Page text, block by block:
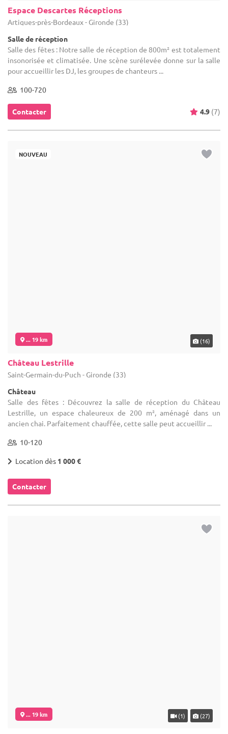
Espace Descartes Réceptions
Artigues-près-Bordeaux - Gironde (33)
Salle de réception
Salle des fêtes : Notre salle de réception de 800m² est totalement
insonorisée et climatisée. Une scène surélevée donne sur la salle
pour accueillir les DJ, les groupes de chanteurs ...
100-720
Contacter 4.9 (7)
NOUVEAU
... 19 km (16)
Château Lestrille
Saint-Germain-du-Puch - Gironde (33)
Château
Salle des fêtes : Découvrez la salle de réception du Château
Lestrille, un espace chaleureux de 200 m², aménagé dans un
ancien chai. Parfaitement chauffée, cette salle peut accueillir ...
10-120
Location dès 1 000 €
Contacter
... 19 km (1) (27)